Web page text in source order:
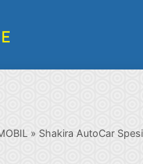
» Shakira AutoCar